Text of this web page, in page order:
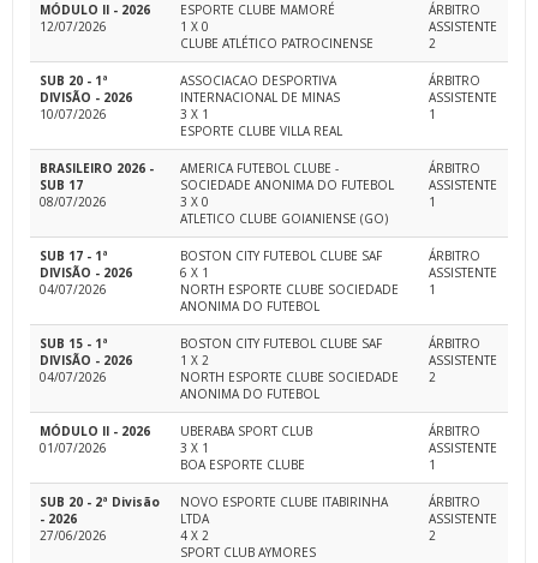
MÓDULO II - 2026
12/07/2026
ESPORTE CLUBE MAMORÉ
1 X 0
CLUBE ATLÉTICO PATROCINENSE
ÁRBITRO
ASSISTENTE
2
SUB 20 - 1ª
DIVISÃO - 2026
10/07/2026
ASSOCIACAO DESPORTIVA
INTERNACIONAL DE MINAS
3 X 1
ESPORTE CLUBE VILLA REAL
ÁRBITRO
ASSISTENTE
1
BRASILEIRO 2026 -
SUB 17
08/07/2026
AMERICA FUTEBOL CLUBE -
SOCIEDADE ANONIMA DO FUTEBOL
3 X 0
ATLETICO CLUBE GOIANIENSE (GO)
ÁRBITRO
ASSISTENTE
1
SUB 17 - 1ª
DIVISÃO - 2026
04/07/2026
BOSTON CITY FUTEBOL CLUBE SAF
6 X 1
NORTH ESPORTE CLUBE SOCIEDADE
ANONIMA DO FUTEBOL
ÁRBITRO
ASSISTENTE
1
SUB 15 - 1ª
DIVISÃO - 2026
04/07/2026
BOSTON CITY FUTEBOL CLUBE SAF
1 X 2
NORTH ESPORTE CLUBE SOCIEDADE
ANONIMA DO FUTEBOL
ÁRBITRO
ASSISTENTE
2
MÓDULO II - 2026
01/07/2026
UBERABA SPORT CLUB
3 X 1
BOA ESPORTE CLUBE
ÁRBITRO
ASSISTENTE
1
SUB 20 - 2ª Divisão
- 2026
27/06/2026
NOVO ESPORTE CLUBE ITABIRINHA
LTDA
4 X 2
SPORT CLUB AYMORES
ÁRBITRO
ASSISTENTE
2